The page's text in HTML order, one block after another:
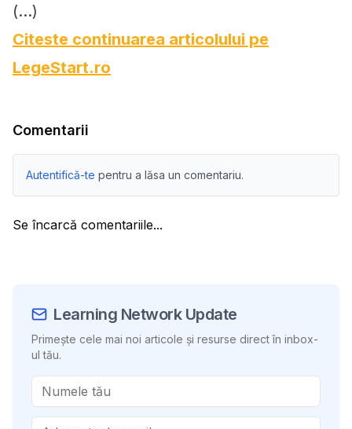
(...)
Citeste continuarea articolului pe
LegeStart.ro
Comentarii
Autentifică-te pentru a lăsa un comentariu.
Se încarcă comentariile...
Learning Network Update
Primește cele mai noi articole și resurse direct în inbox-
ul tău.